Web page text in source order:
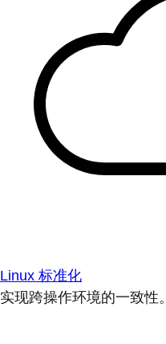
Linux 标准化
实现跨操作环境的一致性。